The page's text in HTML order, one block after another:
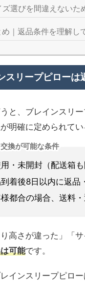
ズ選びを間違えないた
め｜返品条件を理解し
スリープピローは
と、ブレインスリ
明確に定められて
換が可能な条件
・未開封（配送箱
着後8日以内に返品
都合の場合、送料
り高さが違った」「
可能です。
インスリープピロ